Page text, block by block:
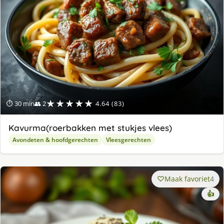
⏱ 30 min👥 2★★★★★ 4.64 (83)
Kavurma(roerbakken met stukjes vlees)
Avondeten & hoofdgerechten Vleesgerechten
Maak favoriet4
👍